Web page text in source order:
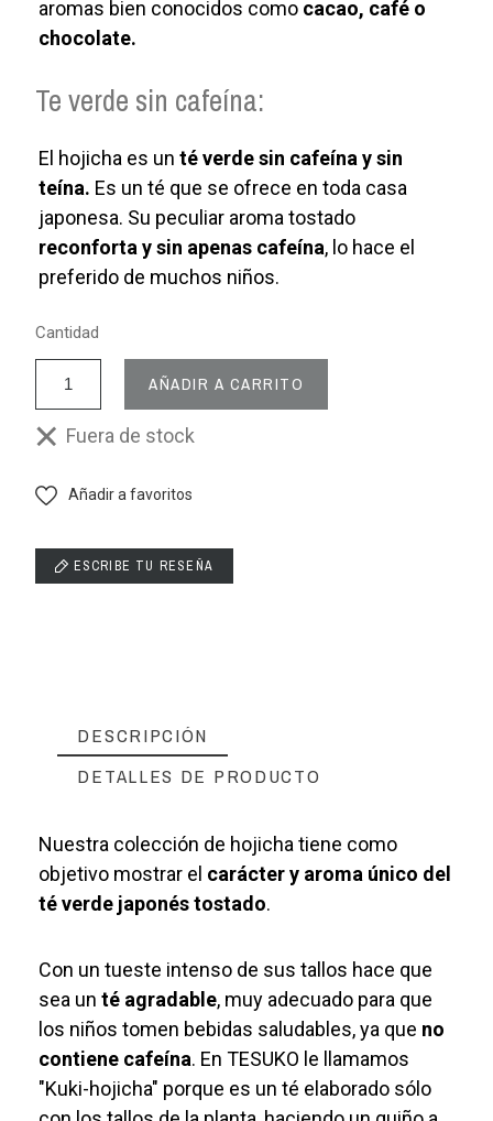
aromas bien conocidos como cacao, café o
chocolate.
Te verde sin cafeína:
El hojicha es unté verde sin cafeína y sin
teína. Es un té que se ofrece en toda casa
japonesa. Su peculiar aroma tostado
reconforta y sin apenas cafeína, lo hace el
preferido de muchos niños.
Cantidad
AÑADIR A CARRITO
Fuera de stock
Añadir a favoritos
ESCRIBE TU RESEÑA
DESCRIPCIÓN
DETALLES DE PRODUCTO
Nuestra colección de hojicha tiene como
objetivo mostrar el carácter y aroma único del
té verde japonés tostado.
Con un tueste intenso de sus tallos hace que
sea un té agradable, muy adecuado para que
los niños tomen bebidas saludables, ya que no
contiene cafeína. En TESUKO le llamamos
"Kuki-hojicha" porque es un té elaborado sólo